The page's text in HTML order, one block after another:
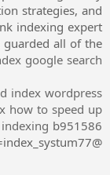
strategies, and
indexing expert
guarded all of the
google search
index wordpress
how to speed up
indexing b951586
@index_systum77=